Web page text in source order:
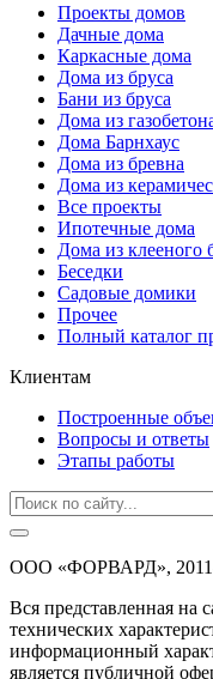
Проекты домов
Дачные дома
Каркасные дома
Дома из бруса
Бани из бруса
Дома из
Дома Барнхаус
Дома из бревна
Дома из
Все проекты
Ипотечные дома
Дома из клееного
Беседки
Садовые домики
Прочее
Полный каталог
Клиентам
Построенные
Вопросы и ответы
Этапы работы
ООО «ФОРВАРД»,
Вся представленная на
технических
информационный
является публичной